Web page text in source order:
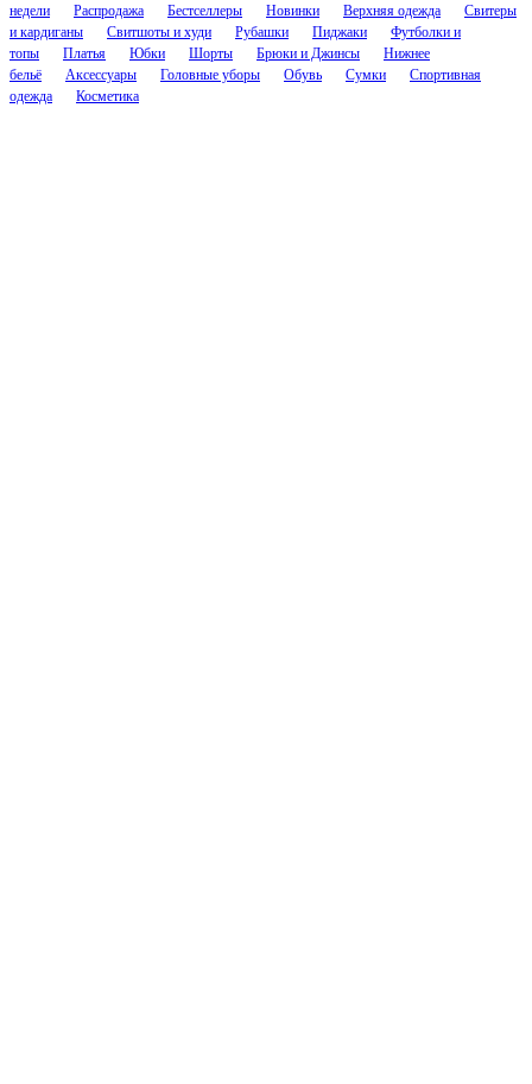
недели
Распродажа Бестселлеры Новинки Верхняя одежда
Свитеры
и кардиганы
Свитшоты и худи Рубашки Пиджаки
Футболки и
топы
Платья Юбки Шорты Брюки и Джинсы
Нижнее
бельё
Аксессуары Головные уборы Обувь Сумки
Спортивная
одежда
Косметика